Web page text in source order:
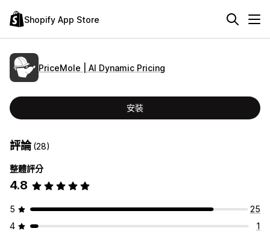
Shopify App Store
PriceMole | AI Dynamic Pricing
安裝
評論(28)
整體評分
4.8
5
25
4
1